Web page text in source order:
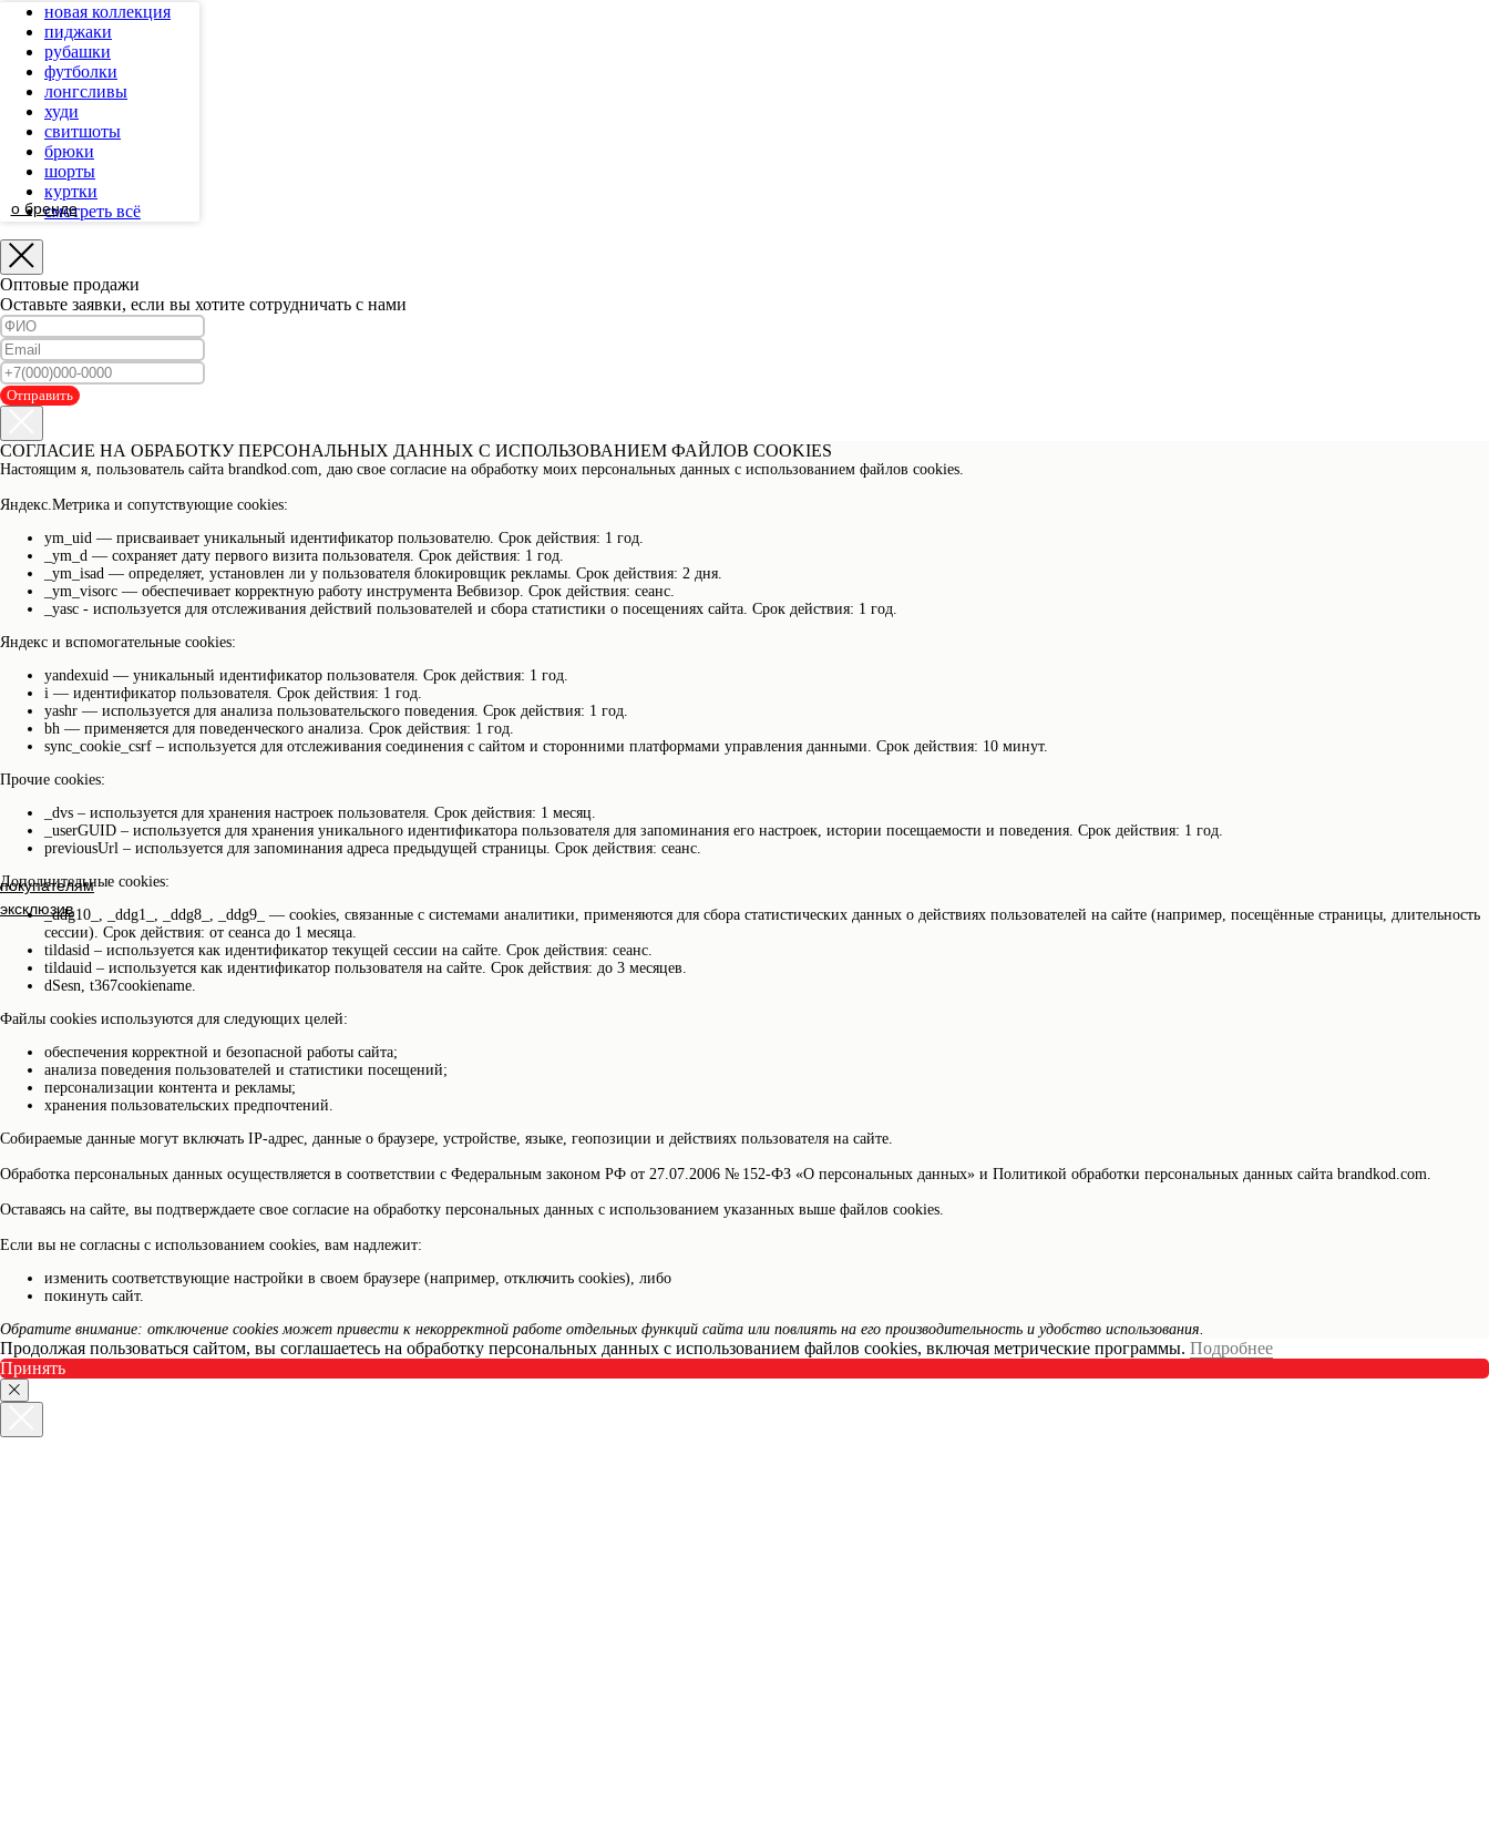
о бренде
покупателям
эксклюзив
новая коллекция
пиджаки
рубашки
футболки
лонгсливы
худи
свитшоты
брюки
шорты
куртки
смотреть всё
Оптовые продажи
Оставьте заявки, если вы хотите сотрудничать с нами
Отправить
СОГЛАСИЕ НА ОБРАБОТКУ ПЕРСОНАЛЬНЫХ ДАННЫХ С ИСПОЛЬЗОВАНИЕМ ФАЙЛОВ COOKIES
Настоящим я, пользователь сайта brandkod.com, даю свое согласие на обработку моих персональных данных c использованием файлов cookies.
Яндекс.Метрика и сопутствующие cookies:
ym_uid — присваивает уникальный идентификатор пользователю. Срок действия: 1 год.
_ym_d — сохраняет дату первого визита пользователя. Срок действия: 1 год.
_ym_isad — определяет, установлен ли у пользователя блокировщик рекламы. Срок действия: 2 дня.
_ym_visorc — обеспечивает корректную работу инструмента Вебвизор. Срок действия: сеанс.
_yasc - используется для отслеживания действий пользователей и сбора статистики о посещениях сайта. Срок действия: 1 год.
Яндекс и вспомогательные cookies:
yandexuid — уникальный идентификатор пользователя. Срок действия: 1 год.
i — идентификатор пользователя. Срок действия: 1 год.
yashr — используется для анализа пользовательского поведения. Срок действия: 1 год.
bh — применяется для поведенческого анализа. Срок действия: 1 год.
sync_cookie_csrf – используется для отслеживания соединения с сайтом и сторонними платформами управления данными. Срок действия: 10 минут.
Прочие cookies:
_dvs – используется для хранения настроек пользователя. Срок действия: 1 месяц.
_userGUID – используется для хранения уникального идентификатора пользователя для запоминания его настроек, истории посещаемости и поведения. Срок действия: 1 год.
previousUrl – используется для запоминания адреса предыдущей страницы. Срок действия: сеанс.
Дополнительные cookies:
_ddg10_, _ddg1_, _ddg8_, _ddg9_ — cookies, связанные с системами аналитики, применяются для сбора статистических данных о действиях пользователей на сайте (например, посещённые страницы, длительность
сессии). Срок действия: от сеанса до 1 месяца.
tildasid – используется как идентификатор текущей сессии на сайте. Срок действия: сеанс.
tildauid – используется как идентификатор пользователя на сайте. Срок действия: до 3 месяцев.
dSesn, t367cookiename.
Файлы cookies используются для следующих целей:
обеспечения корректной и безопасной работы сайта;
анализа поведения пользователей и статистики посещений;
персонализации контента и рекламы;
хранения пользовательских предпочтений.
Собираемые данные могут включать IP-адрес, данные о браузере, устройстве, языке, геопозиции и действиях пользователя на сайте.
Обработка персональных данных осуществляется в соответствии с Федеральным законом РФ от 27.07.2006 № 152-ФЗ «О персональных данных» и Политикой обработки персональных данных сайта brandkod.com.
Оставаясь на сайте, вы подтверждаете свое согласие на обработку персональных данных с использованием указанных выше файлов cookies.
Если вы не согласны с использованием cookies, вам надлежит:
изменить соответствующие настройки в своем браузере (например, отключить cookies), либо
покинуть сайт.
Обратите внимание: отключение cookies может привести к некорректной работе отдельных функций сайта или повлиять на его производительность и удобство использования.
Продолжая пользоваться сайтом, вы соглашаетесь на обработку персональных данных с использованием файлов cookies, включая метрические программы. Подробнее
Принять